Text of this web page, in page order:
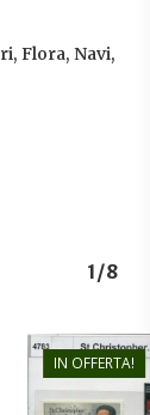
Flora, Navi,
1/8
IN OFFERTA!